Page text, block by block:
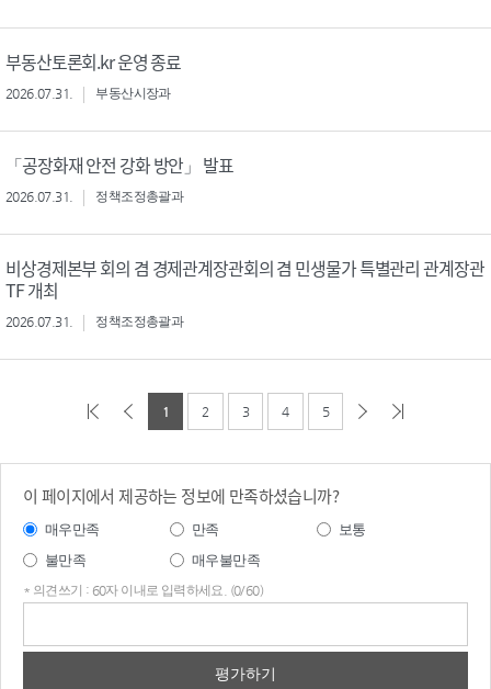
부동산토론회.kr 운영 종료
2026.07.31. 부동산시장과
「공장화재 안전 강화 방안」 발표
2026.07.31. 정책조정총괄과
비상경제본부 회의 겸 경제관계장관회의 겸 민생물가 특별관리 관계장관
TF 개최
2026.07.31. 정책조정총괄과
1 2 3 4 5
이 페이지에서 제공하는 정보에 만족하셨습니까?
매우만족 만족
보통
불만족
매우불만족
* 의견쓰기 : 60자 이내로 입력하세요. (0/60)